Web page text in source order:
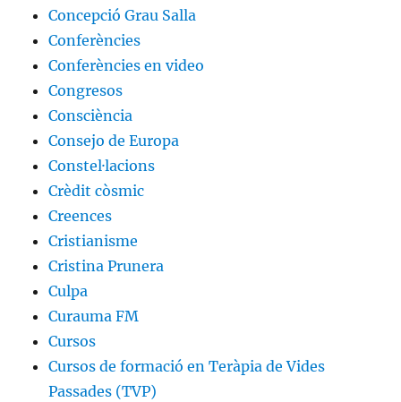
Concepció Grau Salla
Conferències
Conferències en video
Congresos
Consciència
Consejo de Europa
Constel·lacions
Crèdit còsmic
Creences
Cristianisme
Cristina Prunera
Culpa
Curauma FM
Cursos
Cursos de formació en Teràpia de Vides
Passades (TVP)